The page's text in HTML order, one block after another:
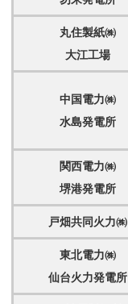
丸住製紙㈱
大江工場
中国電力㈱
水島発電所
関西電力㈱
堺港発電所
戸畑共同火力㈱
東北電力㈱
仙台火力発電所